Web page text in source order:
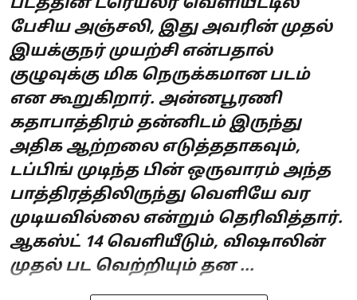
படத்தின் ட்ரெய்லர் வெளியீட்டில்
பேசிய அஞ்சலி, இது அவரின் முதல்
இயக்குநர் முயற்சி என்பதால்
குழுவுக்கு மிக நெருக்கமான படம்
என கூறுகிறார். அன்னபூரணி
கதாபாத்திரம் தன்னிடம் இருந்து
அதிக ஆற்றலை எடுத்ததாகவும்,
டப்பிங் முடிந்த பின் ஒருவாரம் அந்த
பாத்திரத்திலிருந்து வெளியே வர
முடியவில்லை என்றும் தெரிவித்தார்.
ஆகஸ்ட் 14 வெளியீடும், விஷாலின்
முதல் பட வெற்றியும் தன ...